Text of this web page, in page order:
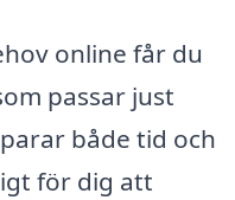
online får du
passar just
både tid och
för dig att